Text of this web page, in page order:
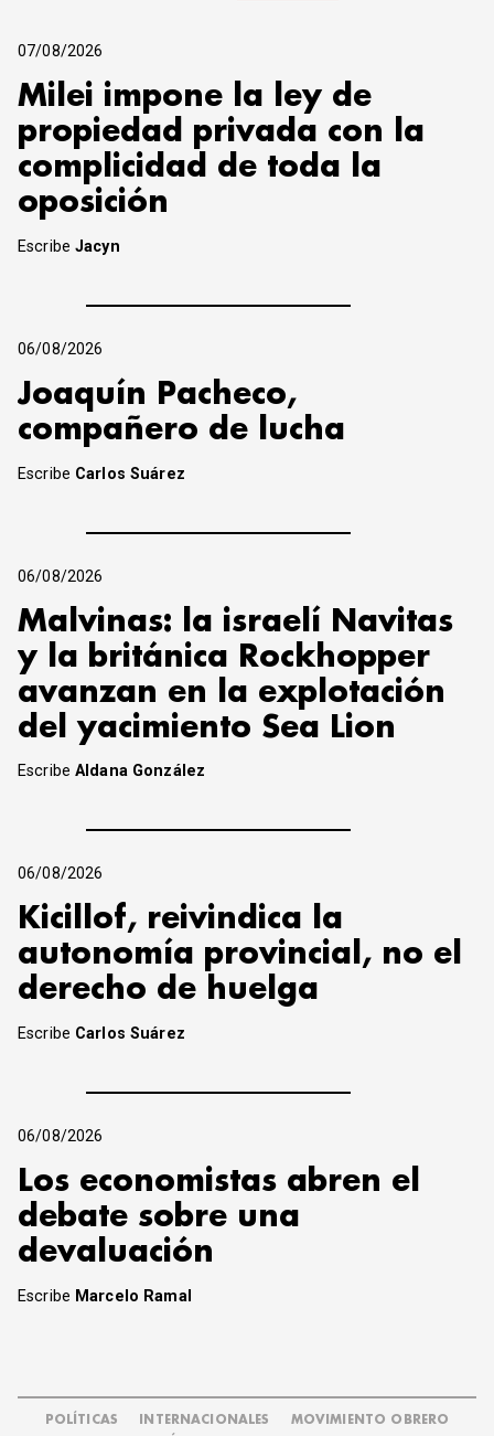
07/08/2026
Milei impone la ley de
propiedad privada con la
complicidad de toda la
oposición
EscribeJacyn
06/08/2026
Joaquín Pacheco,
compañero de lucha
Escribe Carlos Suárez
06/08/2026
Malvinas: la israelí Navitas
y la británica Rockhopper
avanzan en la explotación
del yacimiento Sea Lion
EscribeAldana González
06/08/2026
Kicillof, reivindica la
autonomía provincial, no el
derecho de huelga
Escribe Carlos Suárez
06/08/2026
Los economistas abren el
debate sobre una
devaluación
Escribe Marcelo Ramal
POLÍTICAS INTERNACIONALES MOVIMIENTO OBRERO